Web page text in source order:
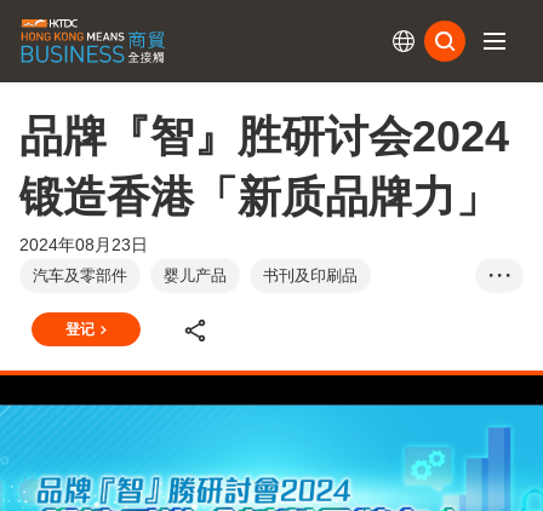
品牌『智』胜研讨会2024
锻造香港「新质品牌力」
2024年08月23日
汽车及零部件 婴儿产品
书刊及印刷品
电子产品及电器
食品及饮料
成衣、纺织及配件
礼品及赠品
手袋及旅行用品
摄影器材
运动用品
文具及办公室设备用品
• • •
登记